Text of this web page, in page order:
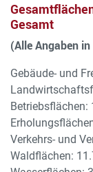
Gesamt
(Alle Angaben
Gebäude- und
Betriebsflächen:
Verkehrs- und
Waldflächen: